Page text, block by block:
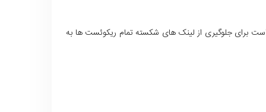
برای جلوگیری از لینک های شکسته تمام ریکوئست ها به